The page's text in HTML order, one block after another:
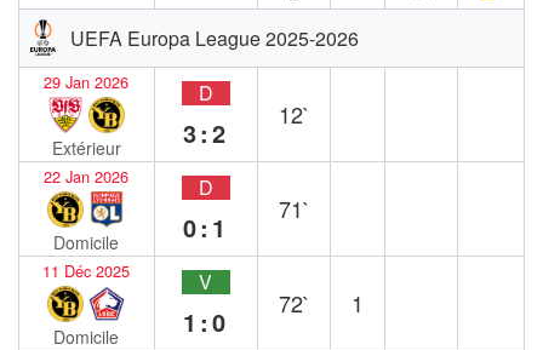
UEFA Europa League 2025-2026
29 Jan 2026
Extérieur
D
3:2
12`
22 Jan 2026
Domicile
D
0:1
71`
11 Déc 2025
Domicile
V
1:0
72` 1